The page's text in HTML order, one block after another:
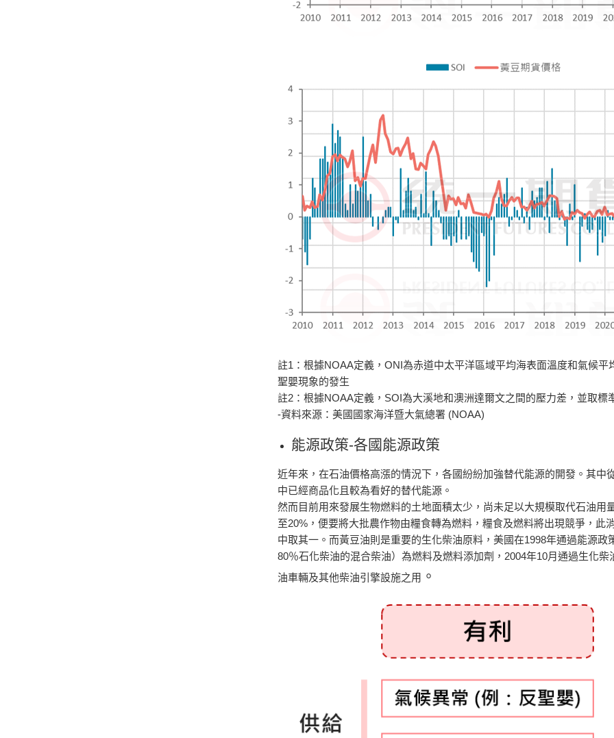
註1：根據NOAA定義，ONI為赤道中太平洋區域平均海表面溫度和氣候
聖嬰現象的發生
註2：根據NOAA定義，SOI為大溪地和澳洲達爾文之間的壓力差，並取標
-資料來源：美國國家海洋暨大氣總署 (NOAA)
能源政策-​各國能源政策
近年來，在石油價格高漲的情況下，各國紛紛加強替代能源的開發。其中
中已經商品化且較為看好的替代能源。
然而目前用來發展生物燃料的土地面積太少，尚未足以大規模取代石油用
至20%，便要將大批農作物由糧食轉為燃料，糧食及燃料將出現競爭，此
中取其一。而黃豆油則是重要的生化柴油原料，美國在1998年通過能源
80％石化柴油的混合柴油）為燃料及燃料添加劑，2004年10月通過生化
油車輛及其他柴油引擎設施之用 。